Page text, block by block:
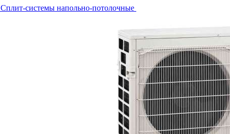
Сплит-системы напольно-потолочные